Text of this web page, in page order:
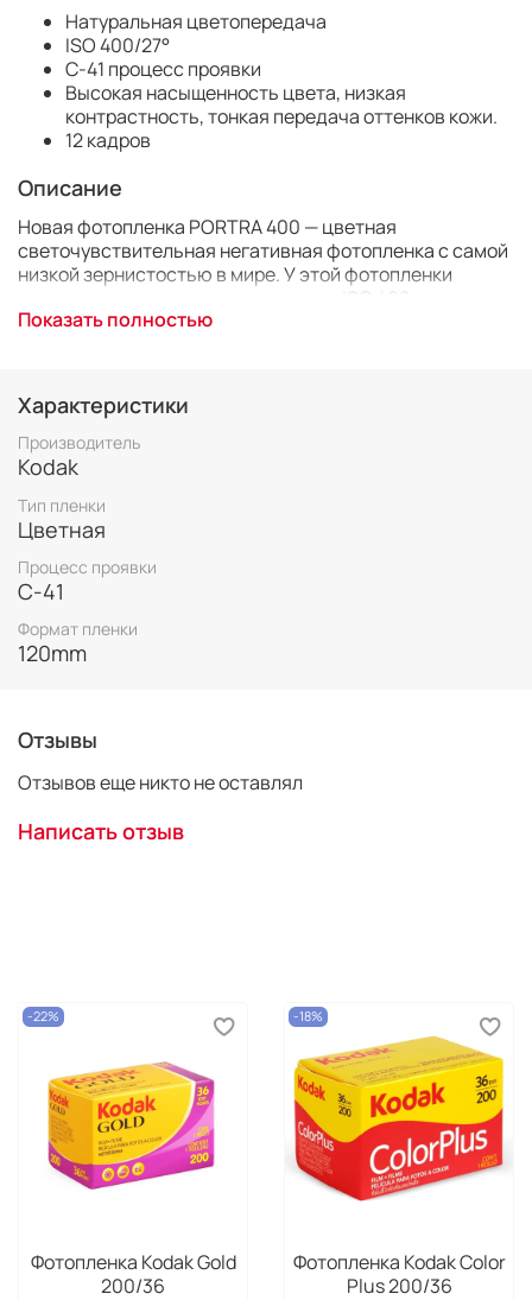
Натуральная цветопередача
ISO 400/27°
C-41 процесс проявки
Высокая насыщенность цвета, низкая
контрастность, тонкая передача оттенков кожи.
12 кадров
Описание
Новая фотопленка PORTRA 400 — цветная
светочувствительная негативная фотопленка с самой
низкой зернистостью в мире. У этой фотопленки
она обеспечивает превосходное воспроизведение
Фотопленка PORTRA 400 идеально подходит для
портретов и съемки на показах мод, а также для
съемки на природе, в поездках и на открытом воздухе,
когда необходима высокая светочувствительность
Показать полностью
Характеристики
Производитель
Kodak
Тип пленки
Цветная
Процесс проявки
С-41
Формат пленки
120mm
Отзывы
Отзывов еще никто не оставлял
Написать отзыв
-22%
Фотопленка Kodak Gold
200/36
-18%
Фотопленка Kodak Color
Plus 200/36